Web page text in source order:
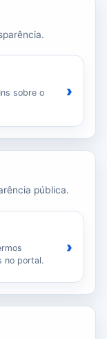
sobre o
›
pública.
no portal.
›